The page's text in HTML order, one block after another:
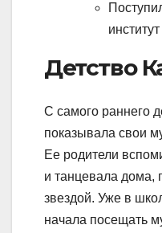
институт
Детство
С самого раннего
показывала свои
Ее родители
и танцевала дома,
звездой. Уже в
начала посещать